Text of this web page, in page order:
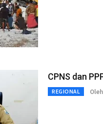
CPNS dan
REGIONAL Oleh